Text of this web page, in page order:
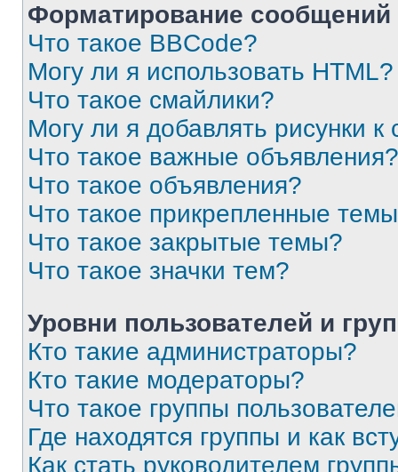
Форматирование
Что такое BBCode?
Могу ли я использовать HTML?
Что такое смайлики?
Могу ли я добавлять рисунки
Что такое важные объявления?
Что такое объявления?
Что такое прикрепленные
Что такое закрытые темы?
Что такое значки тем?
Уровни пользователей и
Кто такие администраторы?
Кто такие модераторы?
Что такое группы
Где находятся группы и как
Как стать руководителем